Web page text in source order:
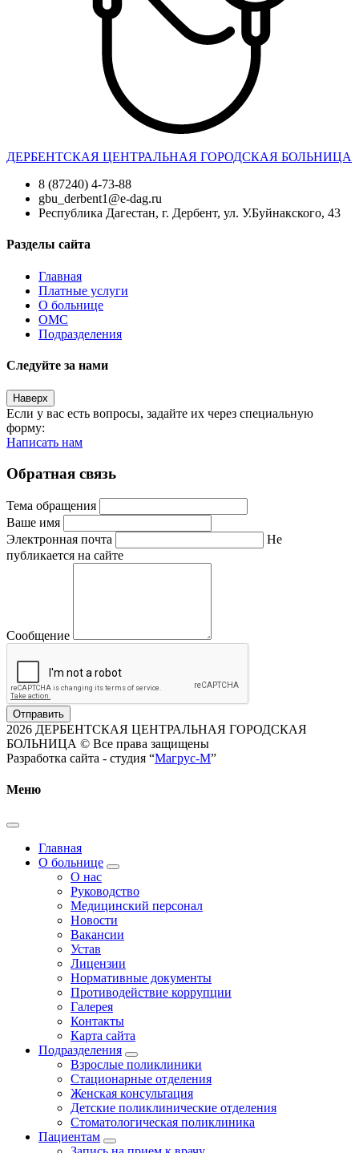
ДЕРБЕНТСКАЯ ЦЕНТРАЛЬНАЯ ГОРОДСКАЯ БОЛЬНИЦА
8 (87240) 4-73-88
gbu_derbent1@e-dag.ru
Республика Дагестан, г. Дербент, ул. У.Буйнакского, 43
Разделы сайта
Главная
Платные услуги
О больнице
ОМС
Подразделения
Следуйте за нами
Наверх
Если у вас есть вопросы, задайте их через специальную
форму:
Написать нам
Обратная связь
Тема обращения
Ваше имя
Электронная почта
Не
публикается на сайте
Сообщение
Отправить
2026 ДЕРБЕНТСКАЯ ЦЕНТРАЛЬНАЯ ГОРОДСКАЯ
БОЛЬНИЦА © Все права защищены
Разработка сайта - студия “Магрус-М”
Меню
Главная
О больнице
О нас
Руководство
Медицинский персонал
Новости
Вакансии
Устав
Лицензии
Нормативные документы
Противодействие коррупции
Галерея
Контакты
Карта сайта
Подразделения
Взрослые поликлиники
Стационарные отделения
Женская консультация
Детские поликлинические отделения
Стоматологическая поликлиника
Пациентам